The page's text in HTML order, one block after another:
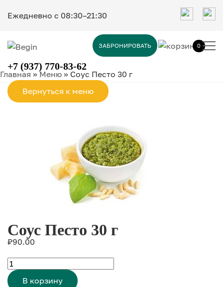
Ежедневно c 08:30–21:30
ЗАБРОНИРОВАТЬ 0
+7 (937) 770-83-62
Главная »Меню » Соус Песто 30 г
Вернуться к меню
Соус Песто 30 г
₽90.00
Количество
товара
В корзину